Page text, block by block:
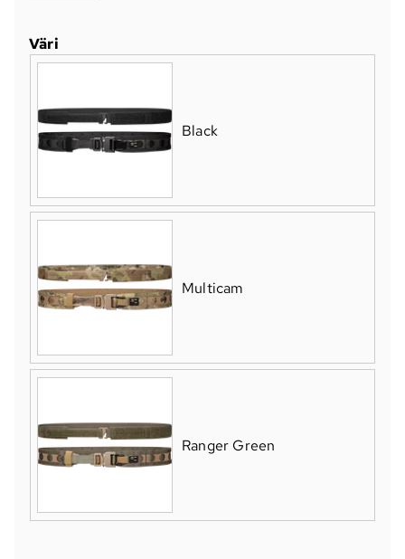
Väri
Black
Multicam
Ranger Green